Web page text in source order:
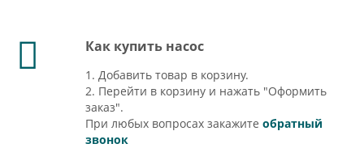
Как купить насос
1. Добавить товар в корзину.
2. Перейти в корзину и нажать "Оформить
заказ".
При любых вопросах закажите обратный
звонок